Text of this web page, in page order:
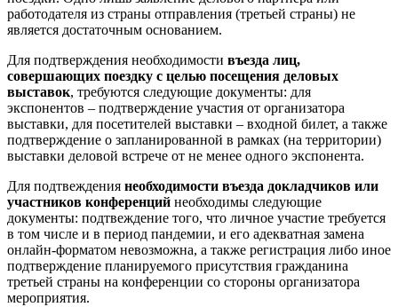
работодателя из страны отправления (третьей страны) не
является достаточным основанием.
Для подтверждения необходимости въезда лиц,
совершающих поездку с целью посещения деловых
выставок, требуются следующие документы: для
экспонентов – подтверждение участия от организатора
выставки, для посетителей выставки – входной билет, а также
подтверждение о запланированной в рамках (на территории)
выставки деловой встрече от не менее одного экспонента.
Для подтвеждения необходимости въезда докладчиков или
участников конференций необходимы следующие
документы: подтвеждение того, что личное участие требуется
в том числе и в период пандемии, и его адекватная замена
онлайн-форматом невозможна, а также регистрация либо иное
подтверждение планируемого присутствия гражданина
третьей страны на конференции со стороны организатора
мероприятия.